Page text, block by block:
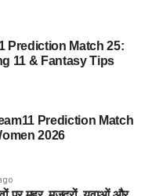
Prediction Match 25:
11 & Fantasy Tips
Prediction Match
2026